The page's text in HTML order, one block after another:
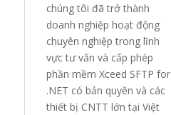
chúng tôi đã trở thành
doanh nghiệp hoạt động
chuyên nghiệp trong lĩnh
vực tư vấn và cấp phép
phần mềm Xceed SFTP for
.NET có bản quyền và các
thiết bị CNTT lớn tại Việt